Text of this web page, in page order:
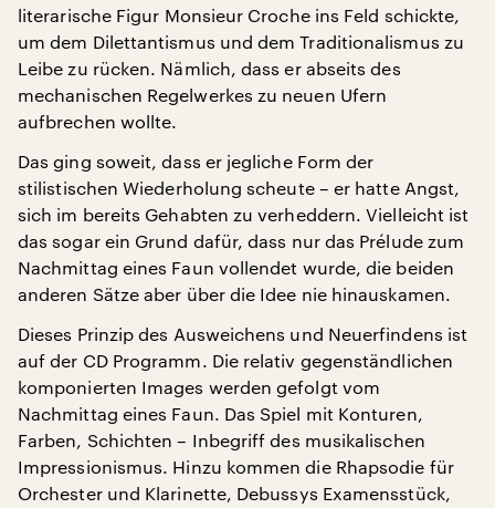
literarische Figur Monsieur Croche ins Feld schickte,
um dem Dilettantismus und dem Traditionalismus zu
Leibe zu rücken. Nämlich, dass er abseits des
mechanischen Regelwerkes zu neuen Ufern
aufbrechen wollte.
Das ging soweit, dass er jegliche Form der
stilistischen Wiederholung scheute – er hatte Angst,
sich im bereits Gehabten zu verheddern. Vielleicht ist
das sogar ein Grund dafür, dass nur das Prélude zum
Nachmittag eines Faun vollendet wurde, die beiden
anderen Sätze aber über die Idee nie hinauskamen.
Dieses Prinzip des Ausweichens und Neuerfindens ist
auf der CD Programm. Die relativ gegenständlichen
komponierten Images werden gefolgt vom
Nachmittag eines Faun. Das Spiel mit Konturen,
Farben, Schichten – Inbegriff des musikalischen
Impressionismus. Hinzu kommen die Rhapsodie für
Orchester und Klarinette, Debussys Examensstück,